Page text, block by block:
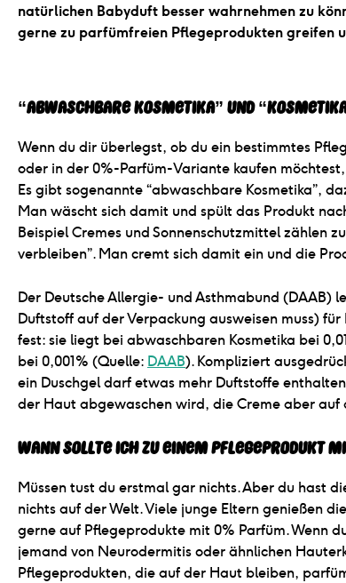
natürlichen Babyduft besser wahrnehmen zu
gerne zu parfümfreien Pflegeprodukten greifen
“Abwaschbare Kosmetika” und
Wenn du dir überlegst, ob du ein bestimmtes
oder in der 0%-Parfüm-Variante kaufen
Es gibt sogenannte “abwaschbare Kosmetika”,
Man wäscht sich damit und spült das Produkt
Beispiel Cremes und Sonnenschutzmittel zählen
verbleiben”. Man cremt sich damit ein und die
Der Deutsche Allergie- und Asthmabund
Duftstoff auf der Verpackung ausweisen muss)
fest: sie liegt bei abwaschbaren Kosmetika bei
bei 0,001% (Quelle: DAAB). Kompliziert
ein Duschgel darf etwas mehr Duftstoffe
der Haut abgewaschen wird, die Creme aber
Wann sollte ich zu einem Pflegeprodukt
Müssen tust du erstmal gar nichts. Aber du hast
nichts auf der Welt. Viele junge Eltern genießen
gerne auf Pflegeprodukte mit 0% Parfüm. Wenn
jemand von Neurodermitis oder ähnlichen
Pflegeprodukten, die auf der Haut bleiben,